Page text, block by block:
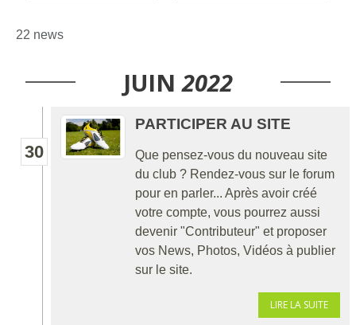
22 news
JUIN 2022
30
PARTICIPER AU SITE
Que pensez-vous du nouveau site
du club ? Rendez-vous sur le forum
pour en parler... Après avoir créé
votre compte, vous pourrez aussi
devenir "Contributeur" et proposer
vos News, Photos, Vidéos à publier
sur le site.
LIRE LA SUITE